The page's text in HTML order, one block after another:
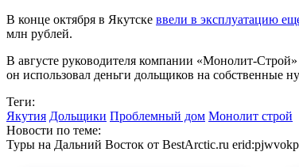
В конце октября в Якутске ввели в эксплуатацию
млн рублей.
В августе руководителя компании «Монолит-
он использовал деньги дольщиков на собственные
Теги:
Якутия Дольщики Проблемный дом Монолит строй
Новости по теме:
Туры на Дальний Восток от BestArctic.ru